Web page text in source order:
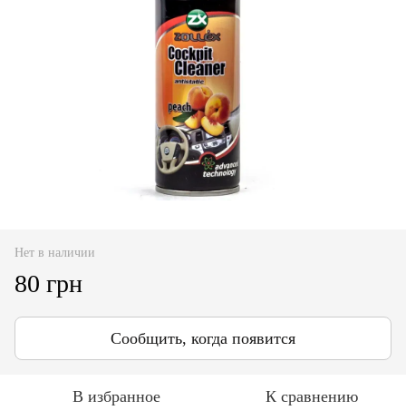
Нет в наличии
80 грн
Сообщить, когда появится
В избранное К сравнению